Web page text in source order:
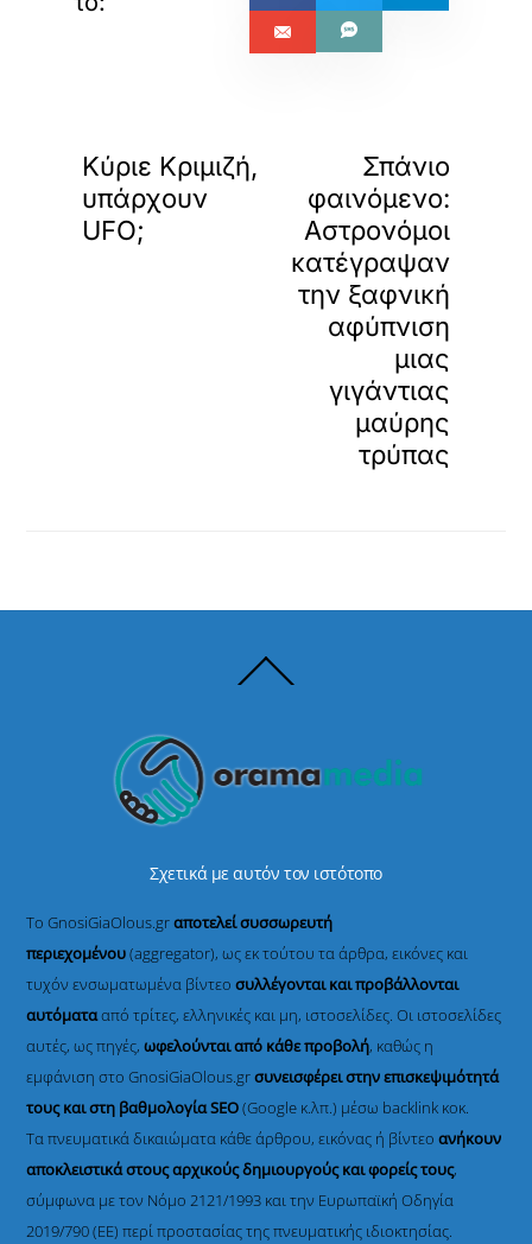
Κύριε Κριμιζή,
υπάρχουν
UFO;
Σπάνιο
φαινόμενο:
Αστρονόμοι
κατέγραψαν
την ξαφνική
αφύπνιση
μιας
γιγάντιας
μαύρης
τρύπας
To
Σχετικά με αυτόν τον ιστότοπο
Το GnosiGiaOlous.grαποτελεί συσσωρευτή
περιεχομένου(aggregator), ως εκ τούτου τα άρθρα, εικόνες και
τυχόν ενσωματωμένα βίντεοσυλλέγονται και προβάλλονται
αυτόματααπό τρίτες, ελληνικές και μη, ιστοσελίδες. Οι ιστοσελίδες
αυτές, ως πηγές,ωφελούνται από κάθε προβολή, καθώς η
εμφάνιση στο GnosiGiaOlous.grσυνεισφέρει στην επισκεψιμότητά
τους και στη βαθμολογία SEO(Google κ.λπ.) μέσω backlink κοκ.
Τα πνευματικά δικαιώματα κάθε άρθρου, εικόνας ή βίντεοανήκουν
αποκλειστικά στους αρχικούς δημιουργούς και φορείς τους,
σύμφωνα με τον Νόμο 2121/1993 και την Ευρωπαϊκή Οδηγία
2019/790 (ΕΕ) περί προστασίας της πνευματικής ιδιοκτησίας.